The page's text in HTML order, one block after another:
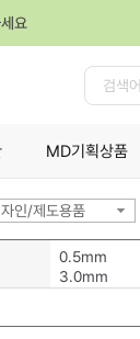
요
MD기획상품
인/제도용품
0.5mm
3.0mm